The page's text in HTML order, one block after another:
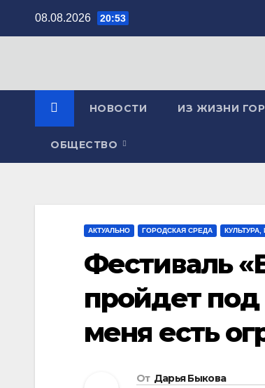
08.08.2026 20:53
НОВОСТИ ИЗ ЖИЗНИ
ОБЩЕСТВО
АКТУАЛЬНО ГОРОДСКАЯ СРЕДА
Фестиваль
пройдет под
меня есть
От Дарья Быкова